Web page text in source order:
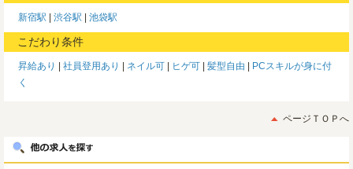
新宿駅 渋谷駅 池袋駅
こだわり条件
昇給あり 社員登用あり ネイル可 ヒゲ可 髪型自由
PCスキルが身に付
く
ページＴＯＰへ